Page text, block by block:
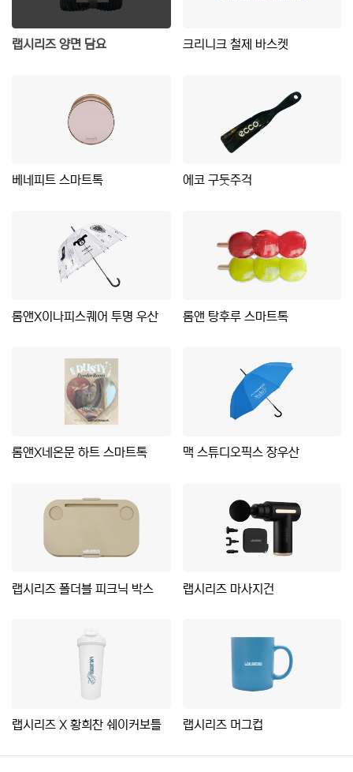
랩시리즈 양면 담요 크리니크 철제 바스켓
베네피트 스마트톡 에코 구둣주걱
롬앤X이나피스퀘어 투명 우산 롬앤 탕후루 스마트톡
롬앤X네온문 하트 스마트톡 맥 스튜디오픽스 장우산
랩시리즈 폴더블 피크닉 박스 랩시리즈 마사지건
랩시리즈 X 황희찬 쉐이커보틀 랩시리즈 머그컵